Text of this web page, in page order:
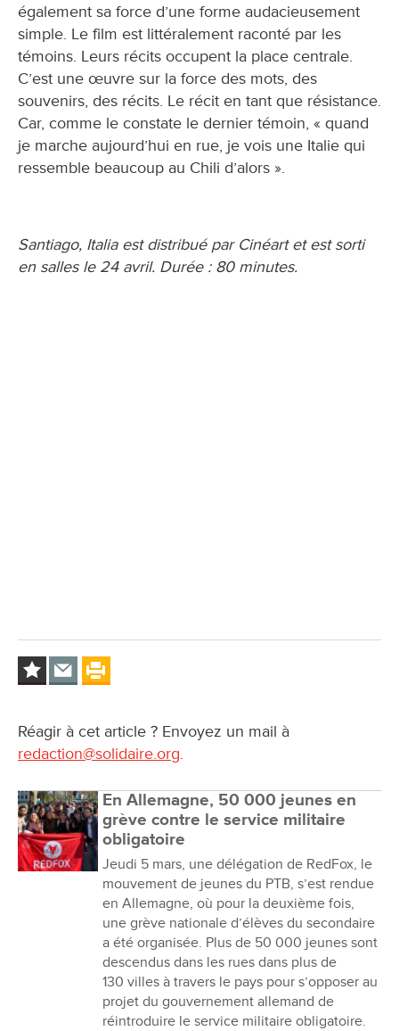
également sa force d’une forme audacieusement
simple. Le film est littéralement raconté par les
témoins. Leurs récits occupent la place centrale.
C’est une œuvre sur la force des mots, des
souvenirs, des récits. Le récit en tant que résistance.
Car, comme le constate le dernier témoin, « quand
je marche aujourd’hui en rue, je vois une Italie qui
ressemble beaucoup au Chili d’alors ».
Santiago, Italia est distribué par Cinéart et est sorti
en salles le 24 avril. Durée : 80 minutes.
Réagir à cet article ? Envoyez un mail à
redaction@solidaire.org.
En Allemagne, 50 000 jeunes en
grève contre le service militaire
obligatoire
Jeudi 5 mars, une délégation de RedFox, le
mouvement de jeunes du PTB, s’est rendue
en Allemagne, où pour la deuxième fois,
une grève nationale d’élèves du secondaire
a été organisée. Plus de 50 000 jeunes sont
descendus dans les rues dans plus de
130 villes à travers le pays pour s’opposer au
projet du gouvernement allemand de
réintroduire le service militaire obligatoire.